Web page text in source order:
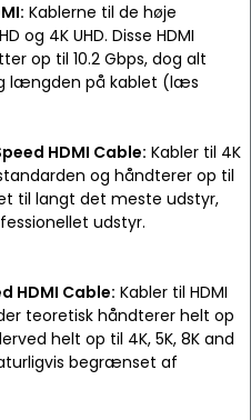
Kablerne til de høje
og 4K UHD. Disse HDMI
op til 10.2 Gbps, dog alt
længden på kablet (læs
HDMI Cable: Kabler til 4K
og håndterer op til
til langt det meste udstyr,
udstyr.
HDMI Cable: Kabler til HDMI
teoretisk håndterer helt op
helt op til 4K, 5K, 8K and
begrænset af